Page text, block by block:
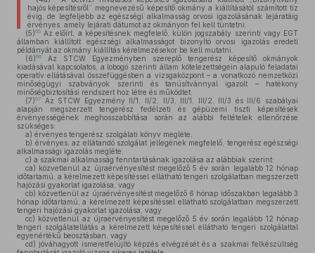
hajós képesítésről” megnevezésű képesítő okmány a kiállításától számított tíz
évig, de legfeljebb az egészségi alkalmasság orvosi igazolásának lejáratáig
érvényes, amely lejárati dátumot az okmányon fel kell tüntetni.
(5)65 Az előírt, a képesítésnek megfelelő, külön jogszabály szerinti vagy EGT
államban kiállított egészségi alkalmasságot bizonyító orvosi igazolás eredeti
példányát az okmány kiállítás kérelmezésekor be kell mutatni.
(6)66
Az STCW Egyezményben szereplő tengerész képesítő okmányok
kiadásával kapcsolatos, a lobogó szerinti állam kötelezettségein alapuló feladatai
operatív ellátásával összefüggésben a vizsgaközpont – a vonatkozó nemzetközi
minőségügyi szabványok szerinti és tanúsítvánnyal igazolt – hatékony
minőségbiztosítási rendszert hoz létre és működtet.
(7)67
Az STCW Egyezmény II/1, II/2, II/3, III/1, III/2, III/3 és III/6 szabályai
alapján megszerzett tengerész fedélzeti és gépüzemi tiszti képesítések
érvényességének meghosszabbítása során az alábbi feltételek ellenőrzése
szükséges:
a) érvényes tengerész szolgálati könyv megléte,
b) érvényes, az ellátandó szolgálat jellegének megfelelő, tengerész egészségi
alkalmassági igazolás megléte,
c) a szakmai alkalmasság fenntartásának igazolása az alábbiak szerint:
ca) közvetlenül az újraérvényesítést megelőző 5 év során legalább 12 hónap
időtartamú, a kérelmezett képesítéssel ellátható tengeri szolgálatban megszerzett
hajózási gyakorlat igazolása, vagy
cb) közvetlenül az újraérvényesítést megelőző 6 hónap időszakban legalább 3
hónap időtartamú, a kérelmezett képesítéssel ellátható szolgálatban megszerzett
tengeri hajózási gyakorlat igazolása, vagy
cc) közvetlenül az újraérvényesítést megelőző 5 év során legalább 12 hónap
tengeri szolgálatellátás a kérelmezett képesítéssel ellátható tengeri szolgálattal
egyenértékű beosztásban, vagy
cd) jóváhagyott ismeretfelújító képzés elvégzését és a szakmai felkészültség